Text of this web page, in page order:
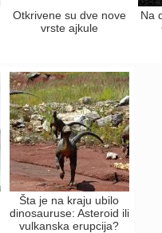
Otkrivene su dve nove
vrste ajkule
Na
Šta je na kraju ubilo
dinosauruse: Asteroid ili
vulkanska erupcija?